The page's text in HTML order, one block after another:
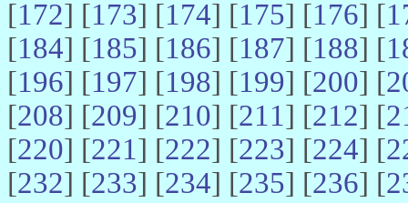
[172] [173] [174] [175] [176] [
[184] [185] [186] [187] [188] [
[196] [197] [198] [199] [200] [
[208] [209] [210] [211] [212] [
[220] [221] [222] [223] [224] [
[232] [233] [234] [235] [236] [